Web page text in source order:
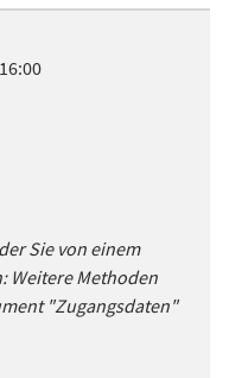
Sie von einem
Weitere Methoden
"Zugangsdaten"